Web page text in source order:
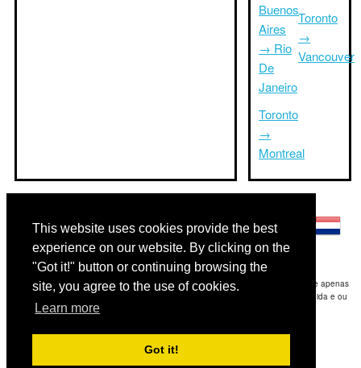
This website uses cookies provide the best
experience on our website. By clicking on the
"Got it!" button or continuing browsing the
site, you agree to the use of cookies.
Learn more
Got it!
Buenos
Aires
→ Rio
De
Janeiro
Toronto
→
Montreal
Toronto
→
Vancouver
Disclaimer: As informações apresentadas neste site é a nossa melhor estimativa e apenas
para sua referência.Triptimeto.com não se responsabiliza por qualquer atraso de ida e ou
consequentes danos / resultou das informações fornecidas.
Copyright 2015-2026
Contact Usfor feedback.